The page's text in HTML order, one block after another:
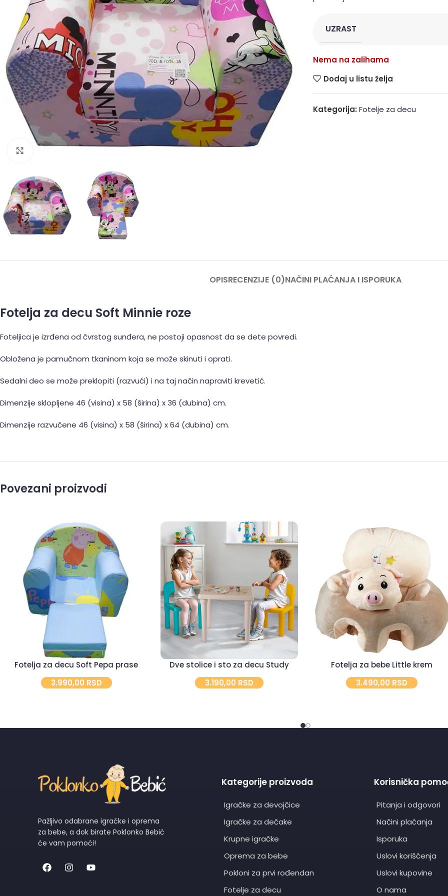
UZRAST
Nema na zalihama
Dodaj u listu želja
Kategorija: Fotelje za decu
OPISRECENZIJE (0)NAČINI PLAĆANJA I ISPORUKA
Fotelja za decu Soft Minnie roze
Foteljica je izrđena od čvrstog sunđera, ne postoji opasnost da se dete povredi.
Obložena je pamučnom tkaninom koja se može skinuti i oprati.
Sedalni deo se može preklopiti (razvući) i na taj način napraviti krevetić.
Dimenzije sklopljene 46 (visina) x 58 (širina) x 36 (dubina) cm.
Dimenzije razvučene 46 (visina) x 58 (širina) x 64 (dubina) cm.
Povezani proizvodi
Fotelja za decu Soft Pepa prase
3.990,00 RSD
Dve stolice i sto za decu Study
3.190,00 RSD
Fotelja za bebe Little krem
3.490,00 RSD
Pažljivo odabrane igračke i oprema
za bebe, a dok birate Poklonko Bebić
će vam pomoći!
Kategorije proizvoda
Igračke za devojčice
Igračke za dečake
Krupne igračke
Oprema za bebe
Pokloni za prvi rođendan
Fotelje za decu
Korisnička
Pitanja i odgovori
Načini plaćanja
Isporuka
Uslovi korišćenja
Uslovi kupovine
O nama